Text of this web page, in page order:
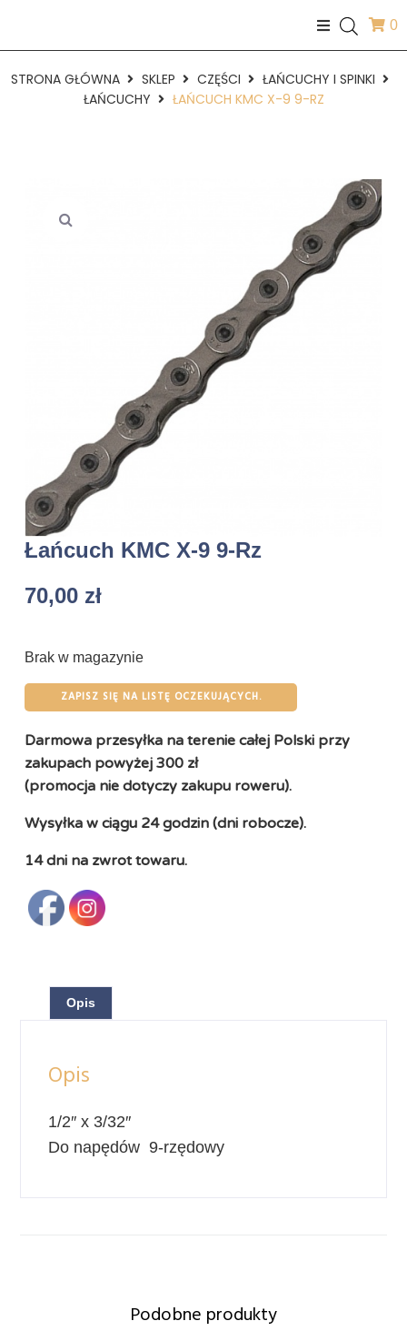
0
STRONA GŁÓWNA SKLEP CZĘŚCI
ŁAŃCUCHY I SPINKI
ŁAŃCUCHY
ŁAŃCUCH KMC X-9 9-RZ
Łańcuch KMC X-9 9-Rz
70,00 zł
Brak w magazynie
ZAPISZ SIĘ NA LISTĘ OCZEKUJĄCYCH.
Darmowa przesyłka na terenie całej Polski przy
zakupach powyżej 300 zł
(promocja nie dotyczy zakupu roweru).
Wysyłka w ciągu 24 godzin (dni robocze).
14 dni na zwrot towaru.
Opis
Opis
1/2″ x 3/32″
Do napędów 9-rzędowy
Podobne produkty